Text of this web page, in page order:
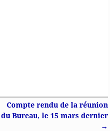
Compte rendu de la réunion
du Bureau, le 15 mars dernier
→